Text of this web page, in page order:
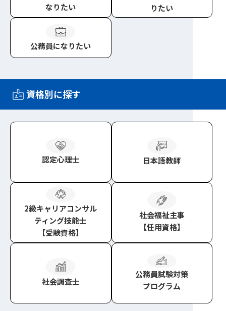
なりたい
りたい
公務員になりたい
資格別に探す
認定心理士 日本語教師
2級キャリアコンサル
ティング技能士
【受験資格】
社会福祉主事
【任用資格】
社会調査士
公務員試験対策
プログラム